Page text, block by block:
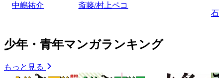
中嶋祐介
斎藤/村上ペコ
石
少年・青年マンガランキング
もっと見る